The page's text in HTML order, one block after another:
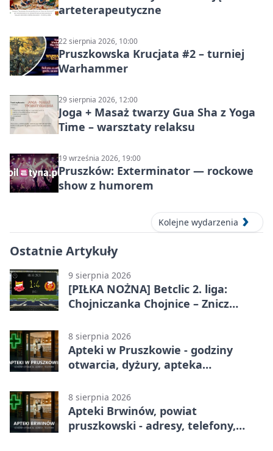
arteterapeutyczne
22 sierpnia 2026, 10:00
Pruszkowska Krucjata #2 – turniej
Warhammer
29 sierpnia 2026, 12:00
Joga + Masaż twarzy Gua Sha z Yoga
Time – warsztaty relaksu
19 września 2026, 19:00
Pruszków: Exterminator — rockowe
show z humorem
Kolejne wydarzenia
Ostatnie Artykuły
9 sierpnia 2026
[PIŁKA NOŻNA] Betclic 2. liga:
Chojniczanka Chojnice – Znicz
8 sierpnia 2026
Apteki w Pruszkowie - godziny
otwarcia, dyżury, apteka
8 sierpnia 2026
Apteki Brwinów, powiat
pruszkowski - adresy, telefony,